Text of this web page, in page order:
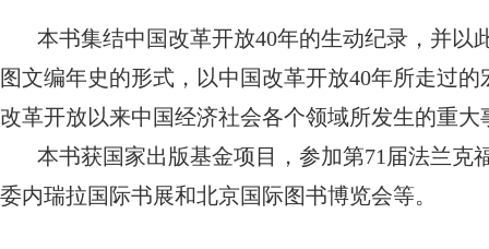
本书集结中国改革开放40年的生动纪录，并以
图文编年史的形式，以中国改革开放40年所走过
改革开放以来中国经济社会各个领域所发生的重大
本书获国家出版基金项目，参加第71届法兰
委内瑞拉国际书展和北京国际图书博览会等。